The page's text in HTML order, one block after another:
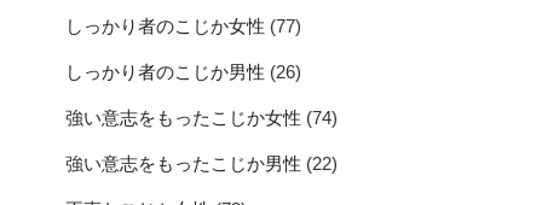
しっかり者のこじか女性 (77)
しっかり者のこじか男性 (26)
強い意志をもったこじか女性 (74)
強い意志をもったこじか男性 (22)